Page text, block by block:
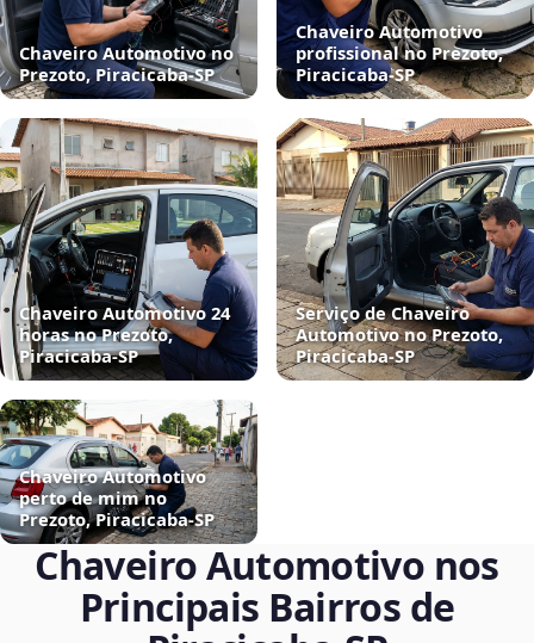
Chaveiro Automotivo no
Prezoto, Piracicaba‑SP
Chaveiro Automotivo
profissional no Prezoto,
Piracicaba‑SP
Chaveiro Automotivo 24
horas no Prezoto,
Piracicaba‑SP
Serviço de Chaveiro
Automotivo no Prezoto,
Piracicaba‑SP
Chaveiro Automotivo
perto de mim no
Prezoto, Piracicaba‑SP
Chaveiro Automotivo nos
Principais Bairros de